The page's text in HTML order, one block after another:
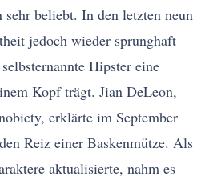
sehr beliebt. In den letzten neun
jedoch wieder sprunghaft
Hipster eine
Kopf trägt. Jian DeLeon,
erklärte im September
Reiz einer Baskenmütze. Als
aktualisierte, nahm es